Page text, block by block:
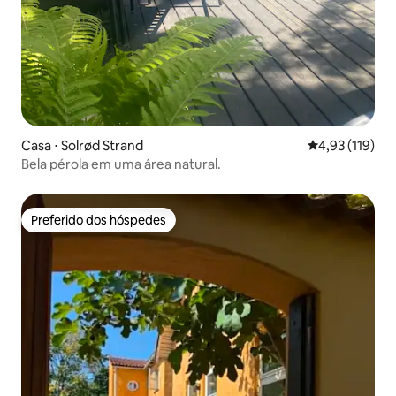
Casa ⋅ Solrød Strand 4,93 de uma
4,93 (119)
Bela pérola em uma área natural.
Preferido dos hóspedes
Preferido dos hóspedes